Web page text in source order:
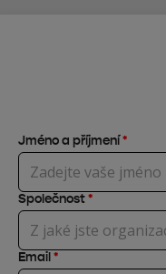
Jméno a příjmení*
Společnost*
Email*